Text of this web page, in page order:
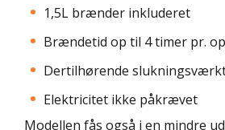
1,5L brænder inkluderet
Brændetid op til 4 timer pr.
Dertilhørende
Elektricitet ikke påkrævet
Modellen fås også i en mindre